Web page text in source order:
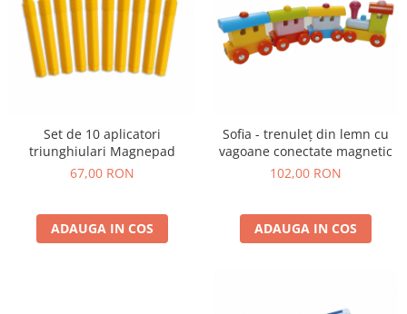
Stimulare tactila
Stimulare vizuala
Terapie de integrare senzorială
Set de 10 aplicatori
triunghiulari Magnepad
67,00 RON
ADAUGA IN COS
Sofia - trenuleț din lemn cu
vagoane conectate magnetic
102,00 RON
ADAUGA IN COS